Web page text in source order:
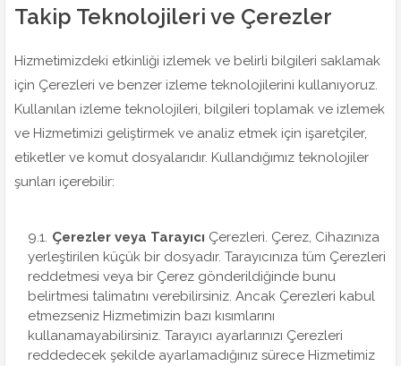
Takip Teknolojileri ve Çerezler
Hizmetimizdeki etkinliği izlemek ve belirli bilgileri saklamak
için Çerezleri ve benzer izleme teknolojilerini kullanıyoruz.
Kullanılan izleme teknolojileri, bilgileri toplamak ve izlemek
ve Hizmetimizi geliştirmek ve analiz etmek için işaretçiler,
etiketler ve komut dosyalarıdır. Kullandığımız teknolojiler
şunları içerebilir:
Çerezler veya Tarayıcı Çerezleri. Çerez, Cihazınıza
yerleştirilen küçük bir dosyadır. Tarayıcınıza tüm Çerezleri
reddetmesi veya bir Çerez gönderildiğinde bunu
belirtmesi talimatını verebilirsiniz. Ancak Çerezleri kabul
etmezseniz Hizmetimizin bazı kısımlarını
kullanamayabilirsiniz. Tarayıcı ayarlarınızı Çerezleri
reddedecek şekilde ayarlamadığınız sürece Hizmetimiz